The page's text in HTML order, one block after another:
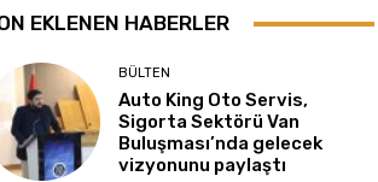
EKLENEN HABERLER
BÜLTEN
Auto King Oto Servis,
Sigorta Sektörü Van
Buluşması’nda gelecek
vizyonunu paylaştı